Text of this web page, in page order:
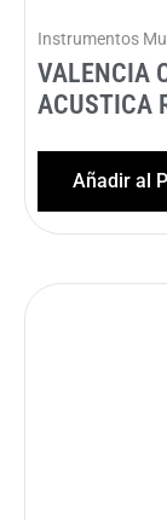
Instrumentos
VALENCIA
ACUSTICA
Añadir al